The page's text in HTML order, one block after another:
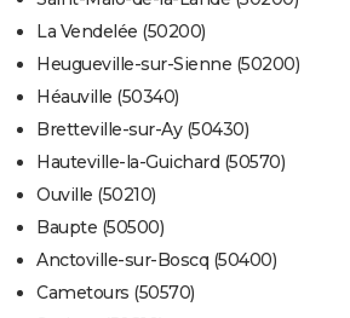
La Vendelée (50200)
Heugueville-sur-Sienne (50200)
Héauville (50340)
Bretteville-sur-Ay (50430)
Hauteville-la-Guichard (50570)
Ouville (50210)
Baupte (50500)
Anctoville-sur-Boscq (50400)
Cametours (50570)